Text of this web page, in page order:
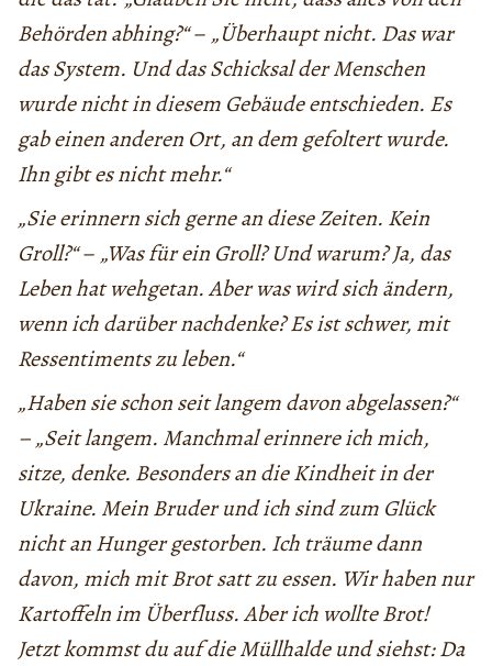
Behörden abhing?“– „Überhaupt nicht. Das war
das System. Und das Schicksal der Menschen
wurde nicht in diesem Gebäude entschieden. Es
gab einen anderen Ort, an dem gefoltert wurde.
Ihn gibt es nicht mehr.“
„Sie erinnern sich gerne an diese Zeiten. Kein
Groll?“– „Was für ein Groll? Und warum? Ja, das
Leben hat wehgetan. Aber was wird sich ändern,
wenn ich darüber nachdenke? Es ist schwer, mit
Ressentiments zu leben.“
„Haben sie schon seit langem davon abgelassen?“
– „Seit langem. Manchmal erinnere ich mich,
sitze, denke. Besonders an die Kindheit in der
Ukraine. Mein Bruder und ich sind zum Glück
nicht an Hunger gestorben. Ich träume dann
davon, mich mit Brot satt zu essen. Wir haben nur
Kartoffeln im Überfluss. Aber ich wollte Brot!
Jetzt kommst du auf die Müllhalde und siehst: Da